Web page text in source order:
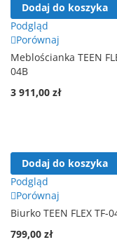
Dodaj do koszyka
Podgląd
Porównaj
Meblościanka TEEN
04B
3 911,00 zł
Dodaj do koszyka
Podgląd
Porównaj
Biurko TEEN FLEX TF-
799,00 zł